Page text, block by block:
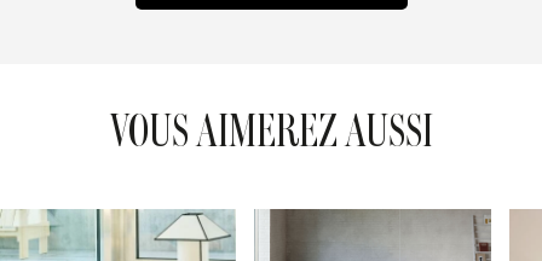
VOUS AIMEREZ AUSSI